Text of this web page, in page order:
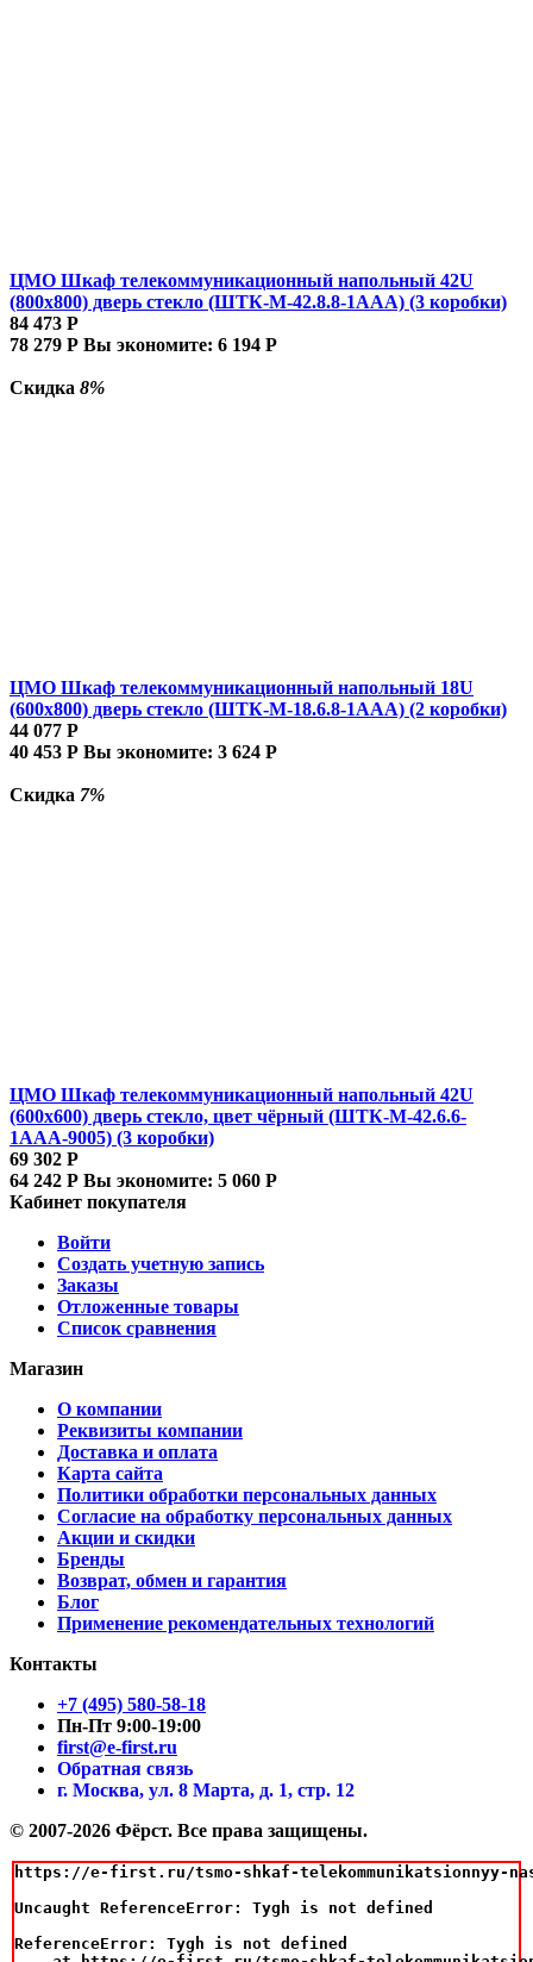
ЦМО Шкаф телекоммуникационный напольный 42U
(800x800) дверь стекло (ШТК-М-42.8.8-1ААА) (3 коробки)
84 473 Р
78 279 Р Вы экономите: 6 194 Р
Скидка 8%
ЦМО Шкаф телекоммуникационный напольный 18U
(600x800) дверь стекло (ШТК-М-18.6.8-1AAA) (2 коробки)
44 077 Р
40 453 Р Вы экономите: 3 624 Р
Скидка 7%
ЦМО Шкаф телекоммуникационный напольный 42U
(600x600) дверь стекло, цвет чёрный (ШТК-М-42.6.6-
1ААА-9005) (3 коробки)
69 302 Р
64 242 Р Вы экономите: 5 060 Р
Кабинет покупателя
Войти
Создать учетную запись
Заказы
Отложенные товары
Список сравнения
Магазин
О компании
Реквизиты компании
Доставка и оплата
Карта сайта
Политики обработки персональных данных
Согласие на обработку персональных данных
Акции и скидки
Бренды
Возврат, обмен и гарантия
Блог
Применение рекомендательных технологий
Контакты
+7 (495) 580-58-18
Пн-Пт 9:00-19:00
first@e-first.ru
Обратная связь
г. Москва, ул. 8 Марта, д. 1, стр. 12
© 2007-2026 Фёрст. Все права защищены.
https://e-first.ru/tsmo-shkaf-telekommunikatsionnyy-
Uncaught ReferenceError: Tygh is not defined
ReferenceError: Tygh is not defined